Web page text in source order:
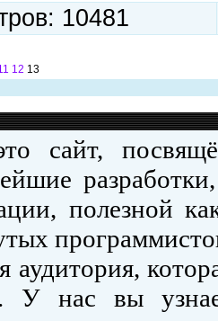
10481
12 13
сайт,
полезной
аудитория,
У нас вы